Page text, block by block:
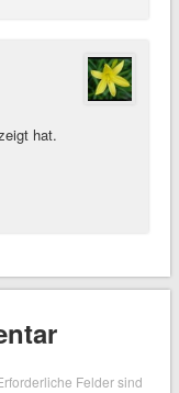
hat.
Felder sind